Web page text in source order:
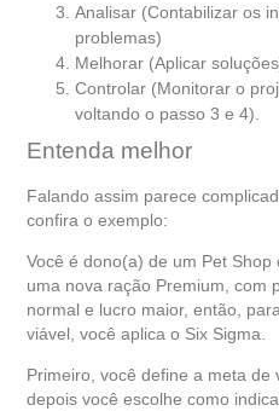
Analisar (Contabilizar os
problemas)
Melhorar (Aplicar
Controlar (Monitorar o
voltando o passo 3 e 4).
Entenda melhor
Falando assim parece
confira o exemplo:
Você é dono(a) de um Pet
uma nova ração Premium, com
normal e lucro maior, então,
viável, você aplica o Six Sigma.
Primeiro, você define a meta
depois você escolhe como